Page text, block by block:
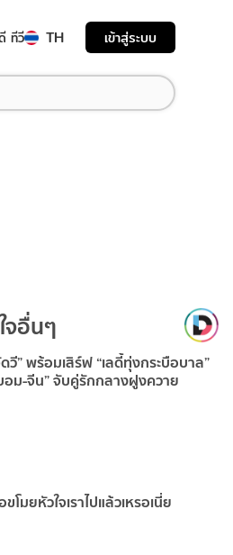
ทีวี TH เข้าสู่ระบบ
อื่นๆ
วี” พร้อมเสิร์ฟ “เลดี้ทุ่งกระบือบาล”
อม-จีน” จับคู่รักกลางฝูงควาย
ขโมยหัวใจเราไปแล้วเหรอเนี่ย